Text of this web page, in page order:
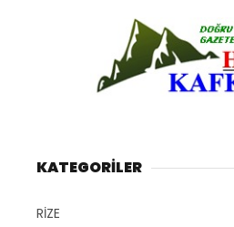
KATEGORİLER
RİZE